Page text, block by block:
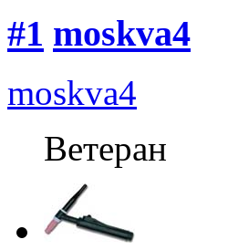
#1 moskva4
moskva4
Ветеран